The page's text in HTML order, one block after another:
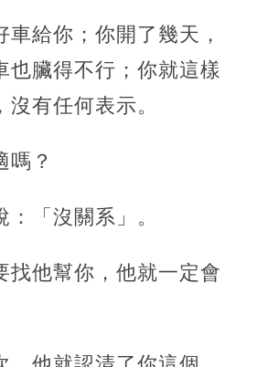
給你；你開了幾天，
也臟得不行；你就這樣
有任何表示。
嗎？
「沒關系」。
找他幫你，他就一定會